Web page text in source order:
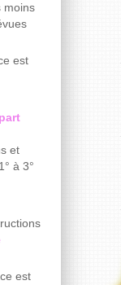
moins
est
et
à 3°
est